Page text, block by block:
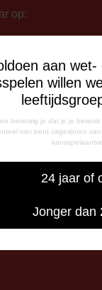
aan wet-
willen
bevestig je dat je je
niet bent uitgesloten
24 jaar of
Jonger dan
op:
bereikbaar